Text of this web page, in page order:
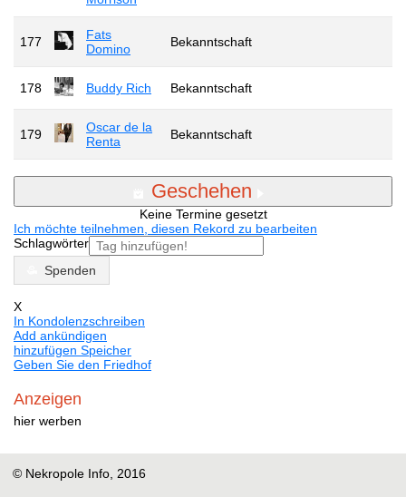
177
Fats
Domino
Bekanntschaft
178 Buddy Rich Bekanntschaft
179
Oscar de la
Renta
Bekanntschaft
Geschehen
Keine Termine gesetzt
Ich möchte teilnehmen, diesen Rekord zu bearbeiten
Schlagwörter
Spenden
X
In Kondolenzschreiben
Add ankündigen
hinzufügen Speicher
Geben Sie den Friedhof
Anzeigen
hier werben
© Nekropole Info, 2016